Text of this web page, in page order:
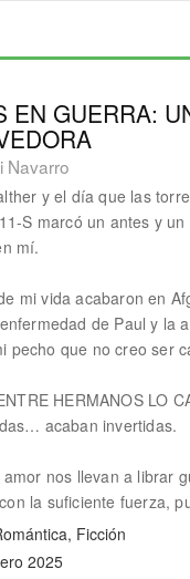
EN GUERRA:
Navarro
y el día que las
S marcó un antes y
mí.
mi vida acabaron en
de Paul y la
pecho que no creo ser
HERMANOS LO
acaban invertidas.
amor nos llevan a librar
la suficiente fuerza,
Ficción
2025